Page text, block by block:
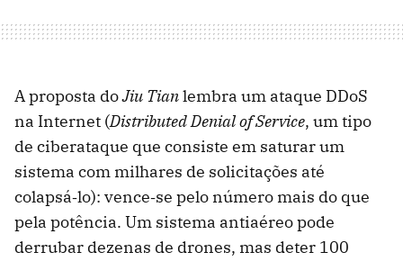
A proposta doJiu Tianlembra um ataque DDoS
na Internet (Distributed Denial of Service, um tipo
de ciberataque que consiste em saturar um
sistema com milhares de solicitações até
colapsá‑lo): vence‑se pelo número mais do que
pela potência. Um sistema antiaéreo pode
derrubar dezenas de drones, mas deter 100